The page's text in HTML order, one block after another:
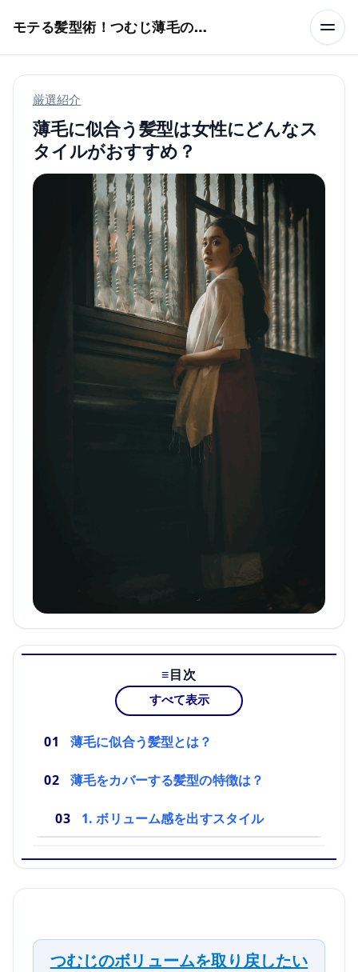
モテる髪型術！つむじ薄毛の隠し方
厳選紹介
薄毛に似合う髪型は女性にどんなス
タイルがおすすめ？
目次
すべて表示
薄毛に似合う髪型とは？
薄毛をカバーする髪型の特徴は？
1. ボリューム感を出すスタイル
つむじのボリュームを取り戻したい